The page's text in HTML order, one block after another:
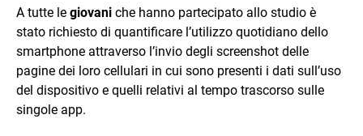
A tutte le giovani che hanno partecipato allo studio è
stato richiesto di quantificare l’utilizzo quotidiano dello
smartphone attraverso l’invio degli screenshot delle
pagine dei loro cellulari in cui sono presenti i dati sull’uso
del dispositivo e quelli relativi al tempo trascorso sulle
singole app.